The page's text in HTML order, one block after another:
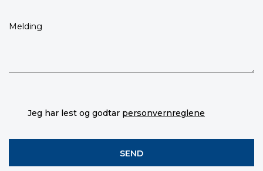
Jeg har lest og godtar personvernreglene